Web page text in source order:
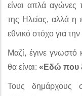
είναι απλά
της Ηλείας, αλλά η
εθνικό στόχο για
Μαζί, έγινε
θα είναι: «Εδώ που
Τους δημάρχους